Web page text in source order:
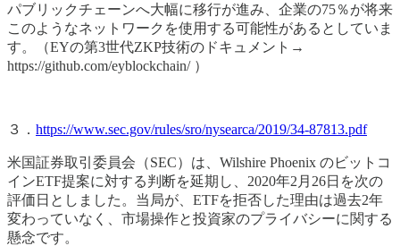
パブリックチェーンへ大幅に移行が進み、企業の75％が将来
このようなネットワークを使用する可能性があるとしていま
す。（EYの第3世代ZKP技術のドキュメント→
https://github.com/eyblockchain/ ）
３． https://www.sec.gov/rules/sro/nysearca/2019/34-87813.pdf
米国証券取引委員会（SEC）は、Wilshire Phoenix のビットコ
インETF提案に対する判断を延期し、2020年2月26日を次の
評価日としました。当局が、ETFを拒否した理由は過去2年
変わっていなく、市場操作と投資家のプライバシーに関する
懸念です。